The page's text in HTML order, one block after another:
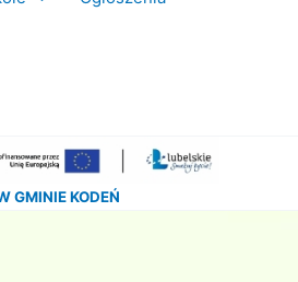
GMINIE KODEŃ